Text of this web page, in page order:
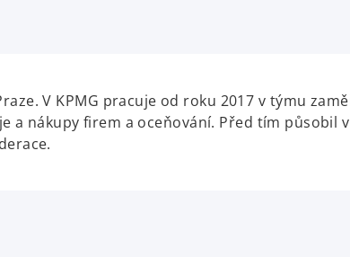
i
n
a
V KPMG pracuje od roku 2017 v týmu
a nákupy firem a oceňování. Před tím působil